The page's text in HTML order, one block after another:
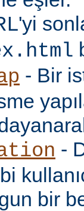
- Bir
-
bir